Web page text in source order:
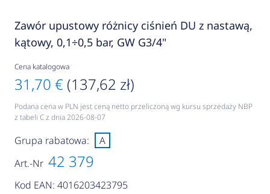
Zawór upustowy różnicy ciśnień DU z nastawą,
kątowy, 0,1÷0,5 bar, GW G3/4"
Cena katalogowa
31,70 € (137,62 zł)
Podana cena w PLN jest ceną netto przeliczoną wg kursu sprzedaży NBP
z tabeli C z dnia 2026-08-07
Art.-Nr 42 379
Kod EAN: 4016203423795
Grupa rabatowa: A